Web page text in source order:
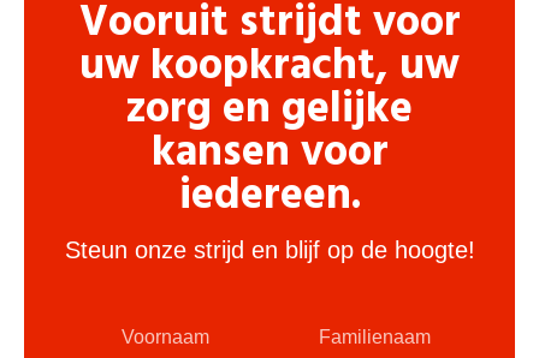
Vooruit strijdt voor
uw koopkracht, uw
zorg en gelijke
kansen voor
iedereen.
Steun onze strijd en blijf op de hoogte!